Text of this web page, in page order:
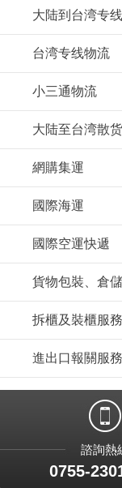
大陆到台湾专
台湾专线物流
小三通物流
大陆至台湾散
網購集運
國際海運
國際空運快遞
拆櫃及裝櫃服務
進出口報關服務
諮詢熱
0755-